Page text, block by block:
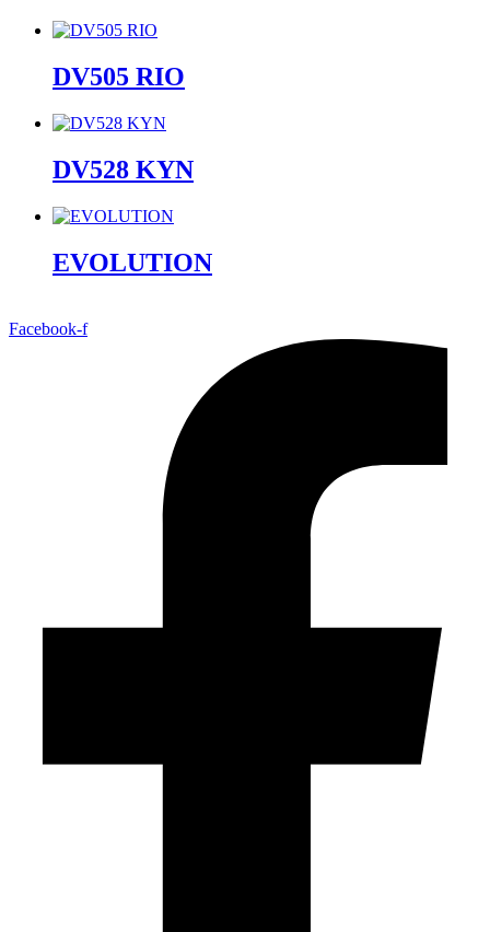
DV505 RIO
DV528 KYN
EVOLUTION
Facebook-f